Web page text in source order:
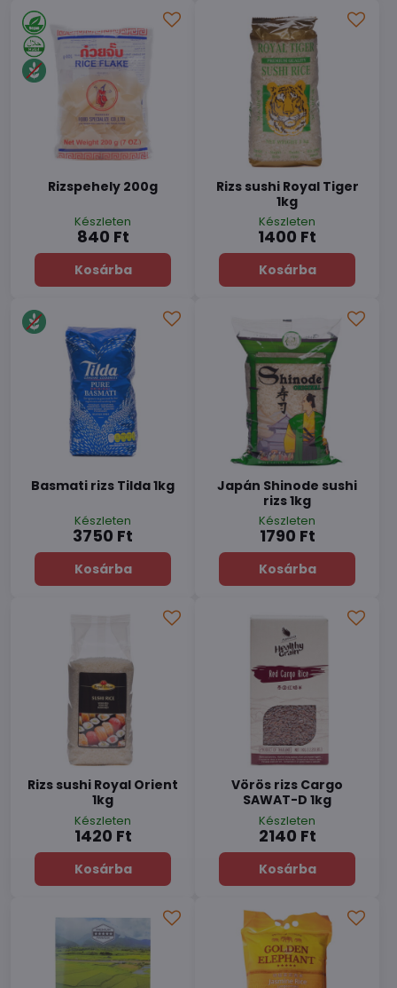
Rizspehely 200g
Készleten
840 Ft
Kosárba
Rizs sushi Royal Tiger
1kg
Készleten
1400 Ft
Kosárba
Basmati rizs Tilda 1kg
Készleten
3750 Ft
Kosárba
Japán Shinode sushi
rizs 1kg
Készleten
1790 Ft
Kosárba
Rizs sushi Royal Orient
1kg
Készleten
1420 Ft
Kosárba
Vörös rizs Cargo
SAWAT-D 1kg
Készleten
2140 Ft
Kosárba